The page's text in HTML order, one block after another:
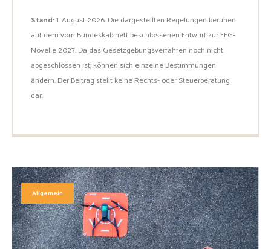
Stand:1. August 2026. Die dargestellten Regelungen beruhen
auf dem vom Bundeskabinett beschlossenen Entwurf zur EEG-
Novelle 2027. Da das Gesetzgebungsverfahren noch nicht
abgeschlossen ist, können sich einzelne Bestimmungen
ändern. Der Beitrag stellt keine Rechts- oder Steuerberatung
dar.
Allgemein